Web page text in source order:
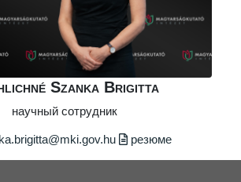
Szanka Brigitta
научный сотрудник
резюме